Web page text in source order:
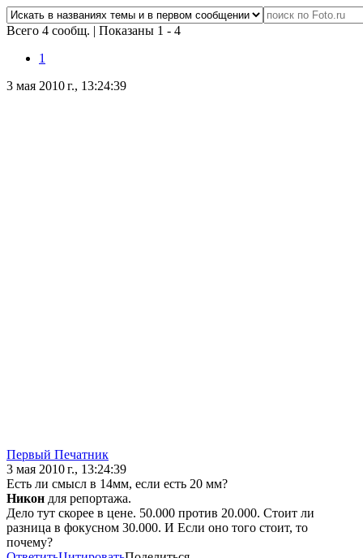
Всего 4 сообщ. | Показаны 1 - 4
1
3 мая 2010 г., 13:24:39
Первый Печатник
3 мая 2010 г., 13:24:39
Есть ли смысл в 14мм, если есть 20 мм?
Никон для репортажа.
Дело тут скорее в цене. 50.000 против 20.000. Стоит ли
разница в фокусном 30.000. И Если оно того стоит, то
почему?